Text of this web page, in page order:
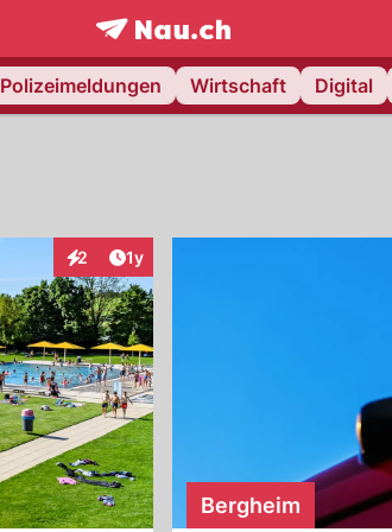
frontpage.NAU.ch
Polizeimeldungen Wirtschaft Digital
2
InteraktionenArtikel veröffentlicht:
1y
Bergheim